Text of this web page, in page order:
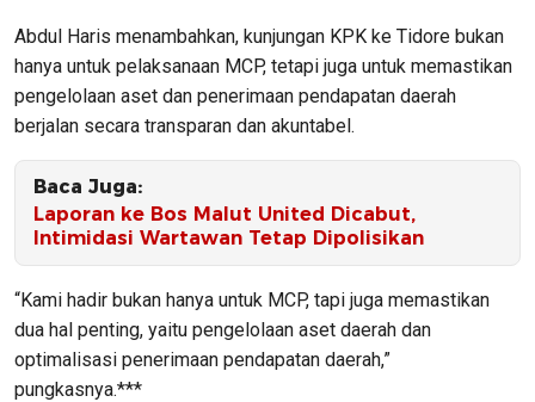
Abdul Haris menambahkan, kunjungan KPK ke Tidore bukan
hanya untuk pelaksanaan MCP, tetapi juga untuk memastikan
pengelolaan aset dan penerimaan pendapatan daerah
berjalan secara transparan dan akuntabel.
Baca Juga:
Laporan ke Bos Malut United Dicabut,
Intimidasi Wartawan Tetap Dipolisikan
“Kami hadir bukan hanya untuk MCP, tapi juga memastikan
dua hal penting, yaitu pengelolaan aset daerah dan
optimalisasi penerimaan pendapatan daerah,”
pungkasnya.***